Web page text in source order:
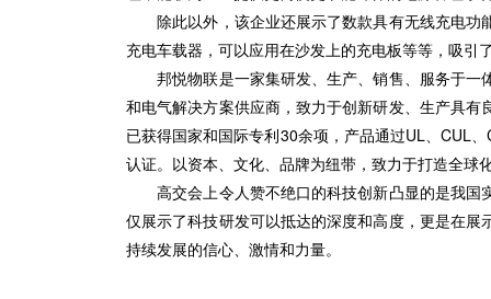
除此以外，该企业还展示了数款具有无线充电功
充电车载器，可以应用在沙发上的充电板等等，吸引
邦悦物联是一家集研发、生产、销售、服务于一
和电气解决方案供应商，致力于创新研发、生产具
已获得国家和国际专利30余项，产品通过UL、CUL
认证。以资本、文化、品牌为纽带，致力于打造全球
高交会上令人赞不绝口的科技创新凸显的是我国
仅展示了科技研发可以抵达的深度和高度，更是在
持续发展的信心、激情和力量。